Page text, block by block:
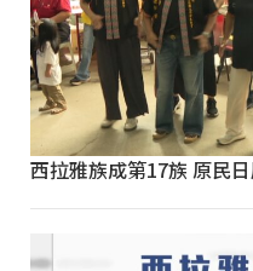
西拉雅族成第17族 原民